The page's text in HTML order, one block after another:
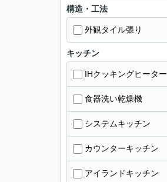
構造・工法
外観タイル張り
キッチン
IHクッキングヒーター
食器洗い乾燥機
システムキッチン
カウンターキッチン
アイランドキッチン